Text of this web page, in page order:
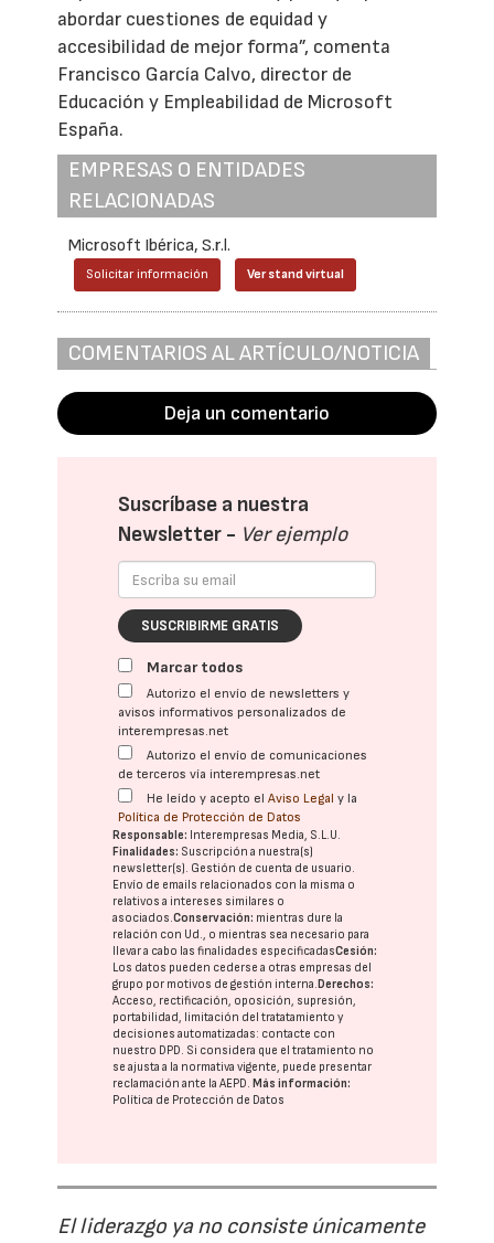
abordar cuestiones de equidad y
accesibilidad de mejor forma”, comenta
Francisco García Calvo, director de
Educación y Empleabilidad de Microsoft
España.
EMPRESAS O ENTIDADES
RELACIONADAS
Microsoft Ibérica, S.r.l.
Solicitar información Ver stand virtual
COMENTARIOS AL ARTÍCULO/NOTICIA
Deja un comentario
Suscríbase a nuestra
Newsletter - Ver ejemplo
SUSCRIBIRME GRATIS
Marcar todos
Autorizo el envío de newsletters y
avisos informativos personalizados de
interempresas.net
Autorizo el envío de comunicaciones
de terceros vía interempresas.net
He leído y acepto elAviso Legal y la
Política de Protección de Datos
Responsable: Interempresas Media, S.L.U.
Finalidades: Suscripción a nuestra(s)
newsletter(s). Gestión de cuenta de usuario.
Envío de emails relacionados con la misma o
relativos a intereses similares o
asociados.Conservación: mientras dure la
relación con Ud., o mientras sea necesario para
llevar a cabo las finalidades especificadasCesión:
Los datos pueden cederse a otras empresas del
grupo por motivos de gestión interna. Derechos:
Acceso, rectificación, oposición, supresión,
portabilidad, limitación del tratatamiento y
decisiones automatizadas: contacte con
nuestro DPD. Si considera que el tratamiento no
se ajusta a la normativa vigente, puede presentar
reclamación ante laAEPD. Más información:
Política de Protección de Datos
El liderazgo ya no consiste únicamente